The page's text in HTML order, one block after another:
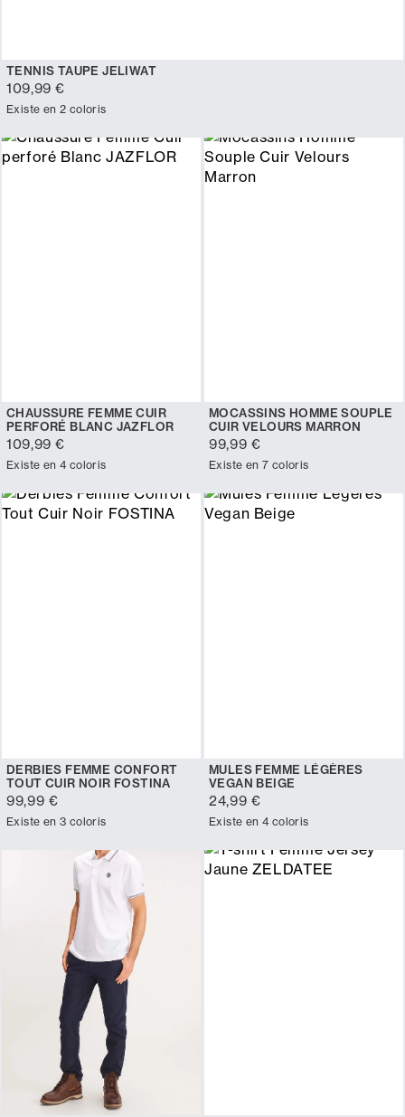
TENNIS TAUPE JELIWAT
109,99 €
Existe en 2 coloris
CHAUSSURE FEMME CUIR
PERFORÉ BLANC JAZFLOR
109,99 €
Existe en 4 coloris
MOCASSINS HOMME SOUPLE
CUIR VELOURS MARRON
99,99 €
Existe en 7 coloris
DERBIES FEMME CONFORT
TOUT CUIR NOIR FOSTINA
99,99 €
Existe en 3 coloris
MULES FEMME LÉGÈRES
VEGAN BEIGE
24,99 €
Existe en 4 coloris